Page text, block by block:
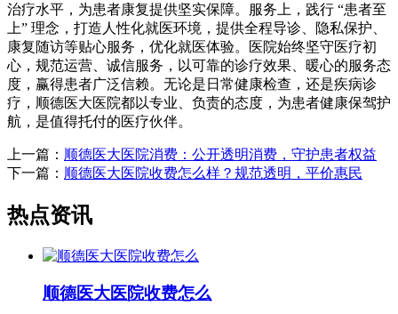
治疗水平，为患者康复提供坚实保障。服务上，践行 “患者至
上” 理念，打造人性化就医环境，提供全程导诊、隐私保护、
康复随访等贴心服务，优化就医体验。医院始终坚守医疗初
心，规范运营、诚信服务，以可靠的诊疗效果、暖心的服务态
度，赢得患者广泛信赖。无论是日常健康检查，还是疾病诊
疗，顺德医大医院都以专业、负责的态度，为患者健康保驾护
航，是值得托付的医疗伙伴。
上一篇： 顺德医大医院消费：公开透明消费，守护患者权益
下一篇： 顺德医大医院收费怎么样？规范透明，平价惠民
热点资讯
顺德医大医院收费怎么